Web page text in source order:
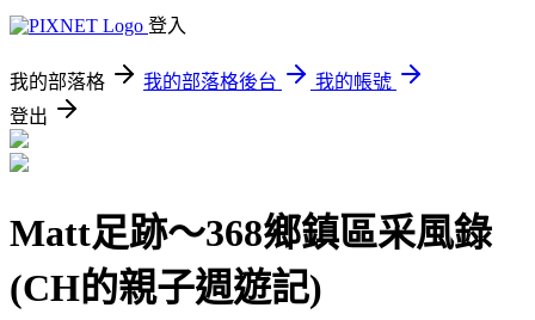
登入
我的部落格 我的部落格後台
我的帳號
登出
Matt足跡～368鄉鎮區采風錄
(CH的親子週遊記)